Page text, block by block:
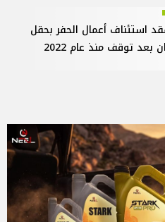
استئناف أعمال الحفر بحقل
توقف منذ عام 2022